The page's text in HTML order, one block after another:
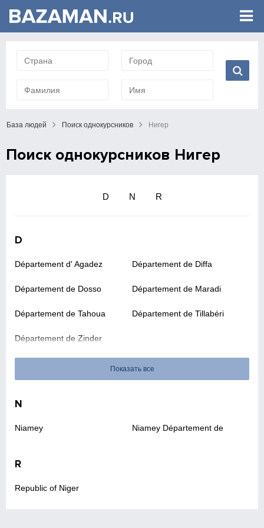
База людей Поиск однокурсников Нигер
Поиск однокурсников Нигер
D N R
D
Département d' Agadez Département de Diffa
Département de Dosso Département de Maradi
Département de Tahoua Département de Tillabéri
Département de Zinder
Показать все
N
Niamey Niamey Département de
R
Republic of Niger